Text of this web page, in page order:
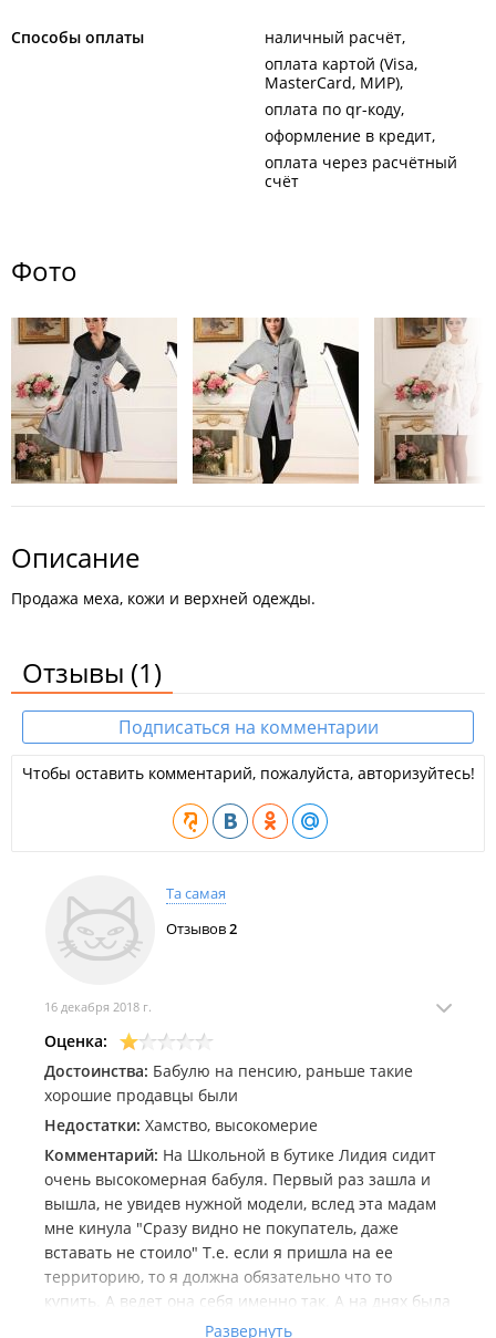
Способы оплаты
наличный расчёт
оплата картой (Visa,
MasterCard, МИР)
оплата по qr-коду
оформление в кредит
оплата через расчётный
счёт
Фото
Описание
Продажа меха, кожи и верхней одежды.
Отзывы (1)
Подписаться на комментарии
Чтобы оставить комментарий, пожалуйста, авторизуйтесь!
Та самая
Отзывов2
16 декабря 2018 г.
Оценка:
Достоинства: Бабулю на пенсию, раньше такие
хорошие продавцы были
Недостатки: Хамство, высокомерие
Комментарий: На Школьной в бутике Лидия сидит
очень высокомерная бабуля. Первый раз зашла и
вышла, не увидев нужной модели, вслед эта мадам
мне кинула "Сразу видно не покупатель, даже
вставать не стоило" Т.е. если я пришла на ее
территорию, то я должна обязательно что то
купить. А ведет она себя именно так. А на днях была
в поиске шубы, вещь не за 1тыс руб и не на один
Развернуть